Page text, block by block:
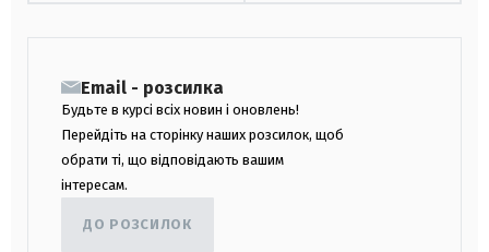
Email - розсилка
Будьте в курсі всіх новин і оновлень!
Перейдіть на сторінку наших розсилок, щоб
обрати ті, що відповідають вашим
інтересам.
ДО РОЗСИЛОК